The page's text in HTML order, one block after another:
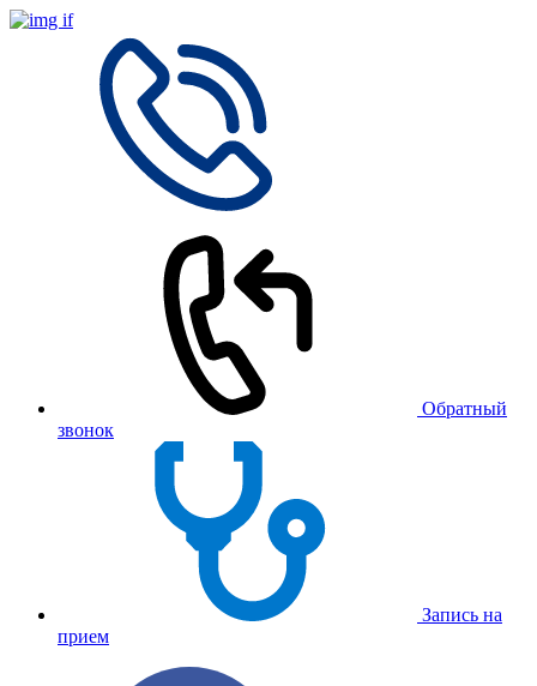
Обратный
звонок
Запись на
прием